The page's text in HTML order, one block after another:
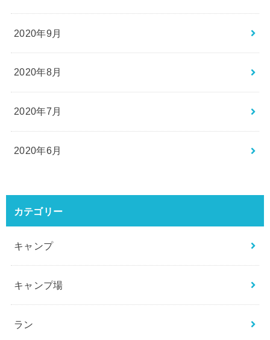
2020年9月
2020年8月
2020年7月
2020年6月
カテゴリー
キャンプ
キャンプ場
ラン